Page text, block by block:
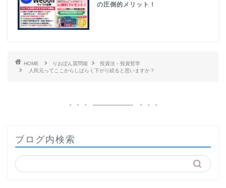
の圧倒的メリット！
HOME りおぽん質問箱
投資法・投資哲学
人民元ってここからしばらく下がり続ると思いますか？
ブログ内検索